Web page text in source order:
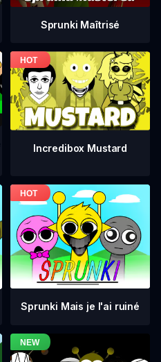
Sprunki Maîtrisé
Incredibox Mustard
Sprunki Mais je l'ai ruiné